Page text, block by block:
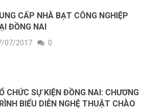
CẤP NHÀ BẠT CÔNG NGHIỆP
ĐỒNG NAI
07/2017 0
CHỨC SỰ KIỆN ĐỒNG NAI: CHƯƠNG
BIỂU DIỄN NGHỆ THUẬT CHÀO